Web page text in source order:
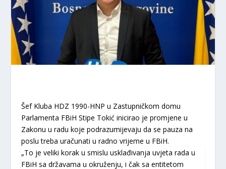
Šef Kluba HDZ 1990-HNP u Zastupničkom domu
Parlamenta FBiH Stipe Tokić inicirao je promjene u
Zakonu u radu koje podrazumijevaju da se pauza na
poslu treba uračunati u radno vrijeme u FBiH.
„To je veliki korak u smislu usklađivanja uvjeta rada u
FBiH sa državama u okruženju, i čak sa entitetom